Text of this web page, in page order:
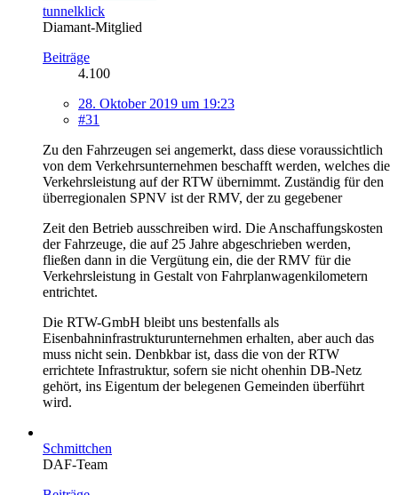
tunnelklick
Diamant-Mitglied
Beiträge
4.100
28. Oktober 2019 um 19:23
#31
Zu den Fahrzeugen sei angemerkt, dass diese voraussichtlich
von dem Verkehrsunternehmen beschafft werden, welches die
Verkehrsleistung auf der RTW übernimmt. Zuständig für den
überregionalen SPNV ist der RMV, der zu gegebener
Zeit den Betrieb ausschreiben wird. Die Anschaffungskosten
der Fahrzeuge, die auf 25 Jahre abgeschrieben werden,
fließen dann in die Vergütung ein, die der RMV für die
Verkehrsleistung in Gestalt von Fahrplanwagenkilometern
entrichtet.
Die RTW-GmbH bleibt uns bestenfalls als
Eisenbahninfrastrukturunternehmen erhalten, aber auch das
muss nicht sein. Denbkbar ist, dass die von der RTW
errichtete Infrastruktur, sofern sie nicht ohenhin DB-Netz
gehört, ins Eigentum der belegenen Gemeinden überführt
wird.
Schmittchen
DAF-Team